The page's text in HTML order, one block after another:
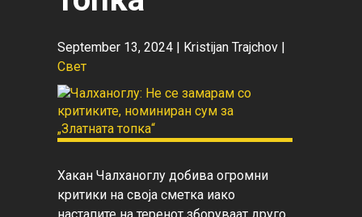
September 13, 2024 | Kristijan Trajchov |
Свет
Хакан Чалханоглу добива огромни
критики на своја сметка иако